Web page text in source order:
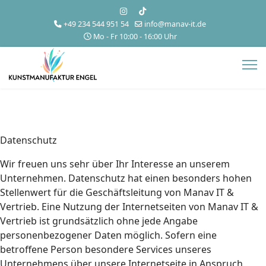
+49 234 544 951 54
info@manav-it.de
Mo - Fr 10:00 - 16:00 Uhr
Datenschutz
Wir freuen uns sehr über Ihr Interesse an unserem
Unternehmen. Datenschutz hat einen besonders hohen
Stellenwert für die Geschäftsleitung von Manav IT &
Vertrieb. Eine Nutzung der Internetseiten von Manav IT &
Vertrieb ist grundsätzlich ohne jede Angabe
personenbezogener Daten möglich. Sofern eine
betroffene Person besondere Services unseres